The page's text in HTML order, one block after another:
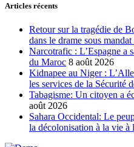
Articles récents
Retour sur la tragédie de
dans le drame sous
Narcotrafic : L’Espagne a
du Maroc 8 août 2026
Kidnapee au Niger :
les services de la Sécurité
Tabagisme: Un citoyen a
août 2026
Sahara Occidental: Le
la décolonisation à la vie à